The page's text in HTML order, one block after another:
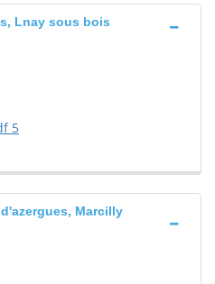
Lnay sous bois
5
Marcilly